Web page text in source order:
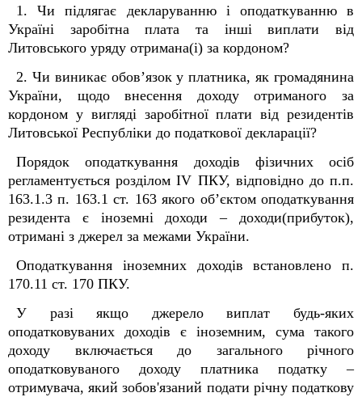
1. Чи підлягає декларуванню і оподаткуванню в
Україні заробітна плата та інші виплати від
Литовського уряду отримана(і) за кордоном?
2. Чи виникає обов’язок у платника, як громадянина
України, щодо внесення доходу отриманого за
кордоном у вигляді заробітної плати від резидентів
Литовської Республіки до податкової декларації?
Порядок оподаткування доходів фізичних осіб
регламентується розділом IV ПКУ, відповідно до п.п.
163.1.3 п. 163.1 ст. 163 якого об’єктом оподаткування
резидента є іноземні доходи – доходи(прибуток),
отримані з джерел за межами України.
Оподаткування іноземних доходів встановлено п.
170.11 ст. 170 ПКУ.
У разі якщо джерело виплат будь-яких
оподатковуваних доходів є іноземним, сума такого
доходу включається до загального річного
оподатковуваного доходу платника податку –
отримувача, який зобов'язаний подати річну податкову